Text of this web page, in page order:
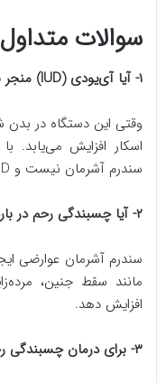
سوالات متداول
۱- آیا آی‌یودی ( IUD
)
وقتی این دستگاه در بدن
اسکار افزایش می‌یابد.
سندرم آشرمان نیست و IUD معمولا با این بیماری مرتبط نیست.
۲- آیا چسبندگی رحم در بارداری خطرناک است؟
سندرم آشرمان عوارضی
مانند سقط جنین،
افزایش دهد.
۳- برای درمان چسبندگی رحم چه بخوریم؟